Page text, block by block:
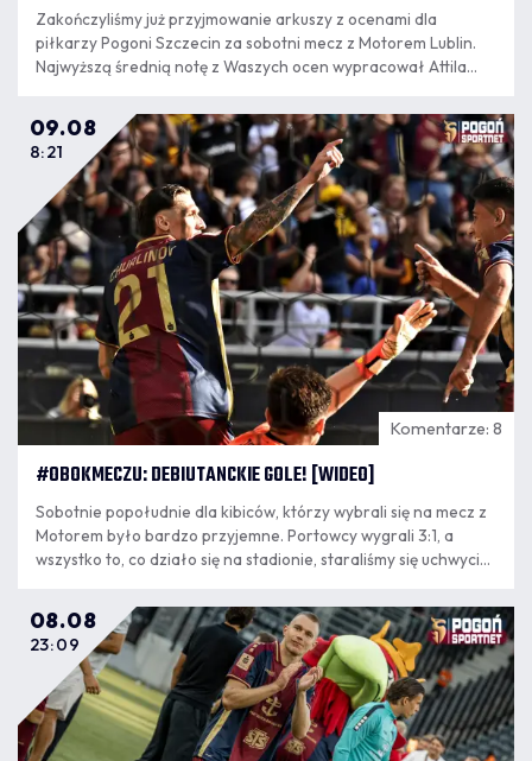
Zakończyliśmy już przyjmowanie arkuszy z ocenami dla
piłkarzy Pogoni Szczecin za sobotni mecz z Motorem Lublin.
Najwyższą średnią notę z Waszych ocen wypracował Attila
09.08
8:21
Komentarze: 8
#OBOKMECZU: DEBIUTANCKIE GOLE! [WIDEO]
Sobotnie popołudnie dla kibiców, którzy wybrali się na mecz z
Motorem było bardzo przyjemne. Portowcy wygrali 3:1, a
wszystko to, co działo się na stadionie, staraliśmy się uchwycić
08.08
23:09